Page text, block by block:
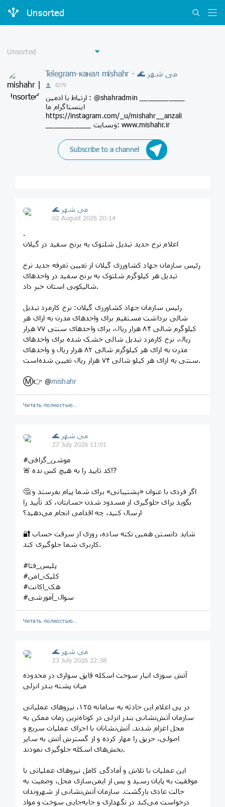
Unsorted
Telegram-канал mishahr - 🌊 می شهر
6379
ارتباط با ادمین : @shahradmin ___________
اینستاگرام ما
https://instagram.com/_u/mishahr__anzali
___________ وبسایت: www.mishahr.ir
Subscribe to a channel
🌊 می شهر
02 August 2026 20:14
.
اعلام نرخ جدید تبدیل شلتوک به برنج سفید در گیلان
رئیس سازمان جهاد کشاورزی گیلان از تعیین تعرفه جدید نرخ
تبدیل هر کیلوگرم شلتوک به برنج سفید در واحد‌های
شالیکوبی استان خبر داد.
رئیس سازمان جهاد کشاورزی گیلان: نرخ کارمزد تبدیل
شالی برداشت مستقیم برای واحد‌های مدرن به ازای هر
کیلوگرم شالی ۸۴ هزار ریال، برای واحد‌های سنتی ۷۷ هزار
ریال، نرخ کارمزد تبدیل شالی خشک شده برای واحد‌های
مدرن به ازای هر کیلوگرم شالی ۸۲ هزار ریال و واحد‌های
سنتی به ازای هر کیلو شالی ۷۴ هزار ریال تعیین شده‌است.
Ⓜ️👉 @mishahr
Читать полностью…
🌊 می شهر
27 July 2026 11:01
#موشن_گرافی
🚨 کد تایید را به هیچ کس نده⁉️
🤔 اگر فردی با عنوان «پشتیبانی» برای شما پیام بفرستد و
بگوید برای جلوگیری از مسدود شدن حسابتان، کد تأیید را
ارسال کنید، چه اقدامی انجام می‌دهید؟
🔐 شاید دانستن همین نکته ساده، روزی از سرقت حساب
کاربری شما جلوگیری کند.
#پلیس_فتا
#کلیک_امن
#هک_اکانت
#سوال_آموزشی
Читать полностью…
🌊 می شهر
23 July 2026 22:38
آتش سوزی انبار سوخت اسکله قایق سواری در محدوده
میان پشته بندر انزلی
در پی اعلام این حادثه به سامانه ۱۲۵، نیروهای عملیاتی
سازمان آتش‌نشانی بندر انزلی در کوتاه‌ترین زمان ممکن به
محل اعزام شدند. آتش‌نشانان با اجرای عملیات سریع و
اصولی، حریق را مهار کرده و از گسترش آتش به سایر
بخش‌های اسکله جلوگیری نمودند.
این عملیات با تلاش و آمادگی کامل نیروهای عملیاتی با
موفقیت به پایان رسید و پس از ایمن‌سازی محل، وضعیت به
حالت عادی بازگشت. سازمان آتش‌نشانی از شهروندان
درخواست می‌کند در نگهداری و جابه‌جایی سوخت و مواد